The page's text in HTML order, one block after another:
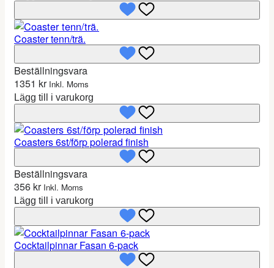
Coaster tenn/trä.
Beställningsvara
1351 kr Inkl. Moms
Lägg till i varukorg
Coasters 6st/förp polerad finish
Beställningsvara
356 kr Inkl. Moms
Lägg till i varukorg
Cocktailpinnar Fasan 6-pack